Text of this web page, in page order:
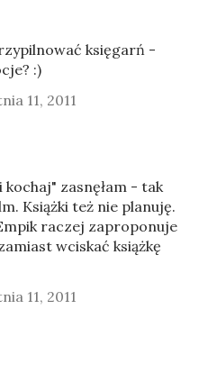
księgarń -
:)
11, 2011
kochaj" zasnęłam - tak
Książki też nie planuję.
raczej zaproponuje
wciskać książkę
11, 2011